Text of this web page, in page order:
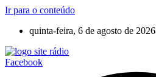
Ir para o conteúdo
quinta-feira, 6 de agosto de 2026
Facebook